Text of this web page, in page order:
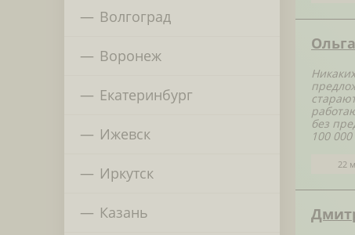
Волгоград
Воронеж
Екатеринбург
Ижевск
Иркутск
Казань
Ольга
без
100
22